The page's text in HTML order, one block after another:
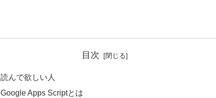
目次
読んで欲しい人
Google Apps Scriptとは